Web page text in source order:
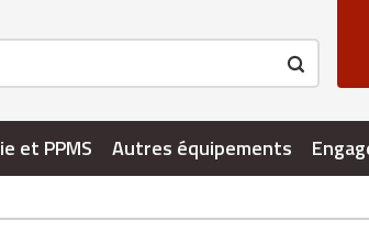
et PPMS Autres équipements